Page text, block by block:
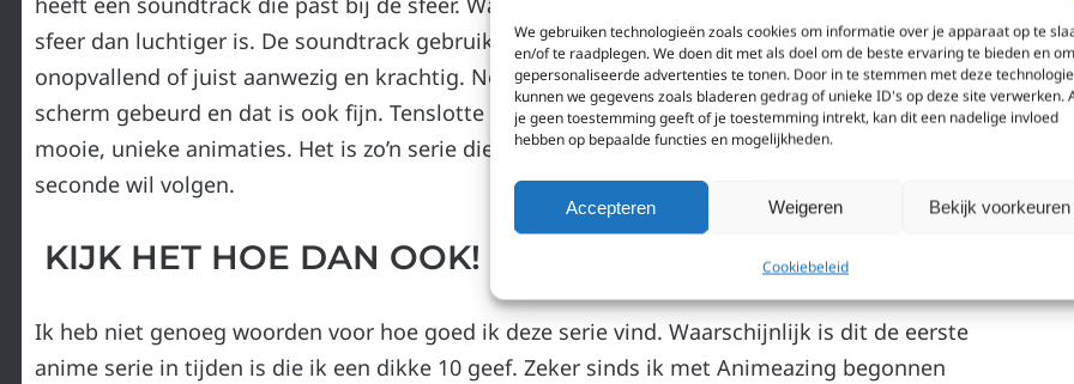
We gebruiken technologieën zoals cookies om informatie over je apparaat op te
en/of te raadplegen. We doen dit met als doel om de beste ervaring te bieden en om
gepersonaliseerde advertenties te tonen. Door in te stemmen met deze
kunnen we gegevens zoals bladeren gedrag of unieke ID's op deze site verwerken.
je geen toestemming geeft of je toestemming intrekt, kan dit een nadelige invloed
hebben op bepaalde functies en mogelijkheden.
Accepteren Weigeren Bekijk voorkeuren
Cookiebeleid
sfeer dan luchtiger is. De soundtrack gebruikt klassieke instrumenten. Minimalistisch en
onopvallend of juist aanwezig en krachtig. Nooit leidt de muziek echter af van wat er op het
scherm gebeurd en dat is ook fijn. Tenslotte zijn de intro’s en outro’s heel passend, met
mooie, unieke animaties. Het is zo’n serie die ik bewust vanaf de eerste tot de laatste
seconde wil volgen.
KIJK HET HOE DAN OOK!
Ik heb niet genoeg woorden voor hoe goed ik deze serie vind. Waarschijnlijk is dit de eerste
anime serie in tijden is die ik een dikke 10 geef. Zeker sinds ik met Animeazing begonnen